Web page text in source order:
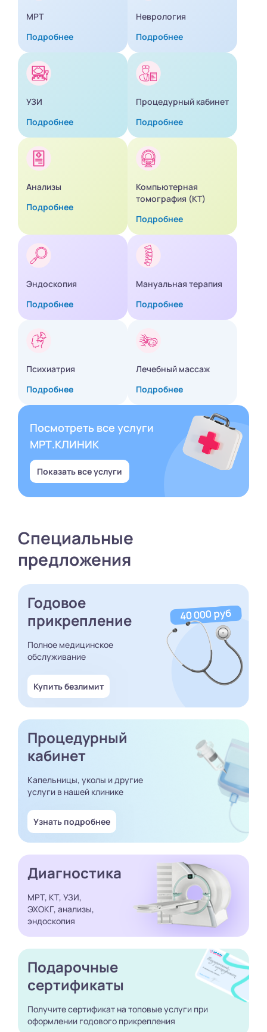
МРТ
Подробнее
Неврология
Подробнее
УЗИ
Подробнее
Процедурный кабинет
Подробнее
Анализы
Подробнее
Компьютерная
томография (КТ)
Подробнее
Эндоскопия
Подробнее
Мануальная терапия
Подробнее
Психиатрия
Подробнее
Лечебный массаж
Подробнее
Посмотреть все услуги
МРТ.КЛИНИК
Показать все услуги
Специальные
предложения
Годовое
прикрепление
Полное медицинское
обслуживание
Купить безлимит
Процедурный
кабинет
Капельницы, уколы и другие
услуги в нашей клинике
Узнать подробнее
Диагностика
МРТ, КТ, УЗИ,
ЭХОКГ, анализы,
эндоскопия
Подарочные
сертификаты
Получите сертификат на топовые услуги при
оформлении годового прикрепления